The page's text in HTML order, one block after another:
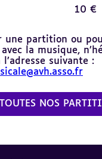
10 €
une partition ou
la musique,
suivante :
NOS